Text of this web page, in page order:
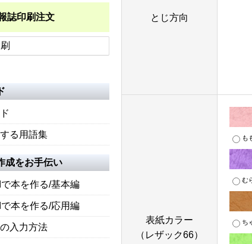
とじ方向
表紙カラー
（レザック66）
も
む
ち
誌印刷注文
る用語集
成をお手伝い
本を作る/基本編
本を作る/応用編
入力方法